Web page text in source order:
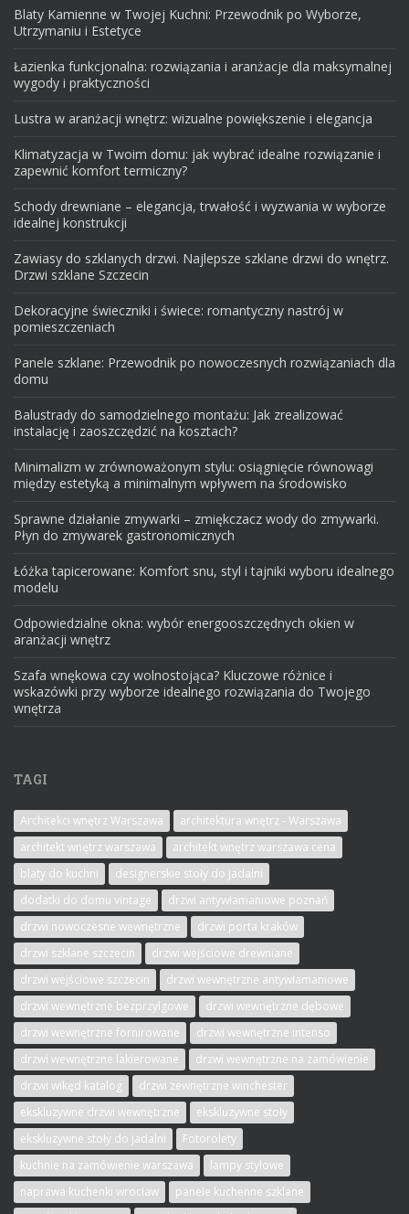
Blaty Kamienne w Twojej Kuchni: Przewodnik po Wyborze,
Utrzymaniu i Estetyce
Łazienka funkcjonalna: rozwiązania i aranżacje dla maksymalnej
wygody i praktyczności
Lustra w aranżacji wnętrz: wizualne powiększenie i elegancja
Klimatyzacja w Twoim domu: jak wybrać idealne rozwiązanie i
zapewnić komfort termiczny?
Schody drewniane – elegancja, trwałość i wyzwania w wyborze
idealnej konstrukcji
Zawiasy do szklanych drzwi. Najlepsze szklane drzwi do wnętrz.
Drzwi szklane Szczecin
Dekoracyjne świeczniki i świece: romantyczny nastrój w
pomieszczeniach
Panele szklane: Przewodnik po nowoczesnych rozwiązaniach dla
domu
Balustrady do samodzielnego montażu: Jak zrealizować
instalację i zaoszczędzić na kosztach?
Minimalizm w zrównoważonym stylu: osiągnięcie równowagi
między estetyką a minimalnym wpływem na środowisko
Sprawne działanie zmywarki – zmiękczacz wody do zmywarki.
Płyn do zmywarek gastronomicznych
Łóżka tapicerowane: Komfort snu, styl i tajniki wyboru idealnego
modelu
Odpowiedzialne okna: wybór energooszczędnych okien w
aranżacji wnętrz
Szafa wnękowa czy wolnostojąca? Kluczowe różnice i
wskazówki przy wyborze idealnego rozwiązania do Twojego
wnętrza
TAGI
Architekci wnętrz Warszawa
architektura wnętrz - Warszawa
architekt wnętrz warszawa
architekt wnętrz warszawa cena
blaty do kuchni
designerskie stoły do jadalni
dodatki do domu vintage
drzwi antywłamaniowe poznań
drzwi nowoczesne wewnętrzne
drzwi porta kraków
drzwi szklane szczecin
drzwi wejściowe drewniane
drzwi wejściowe szczecin
drzwi wewnętrzne antywłamaniowe
drzwi wewnętrzne bezprzylgowe
drzwi wewnętrzne dębowe
drzwi wewnętrzne fornirowane
drzwi wewnętrzne intenso
drzwi wewnętrzne lakierowane
drzwi wewnętrzne na zamówienie
drzwi wikęd katalog
drzwi zewnętrzne winchester
ekskluzywne drzwi wewnętrzne
ekskluzywne stoły
ekskluzywne stoły do jadalni
Fotorolety
kuchnie na zamówienie warszawa
lampy stylowe
naprawa kuchenki wrocław
panele kuchenne szklane